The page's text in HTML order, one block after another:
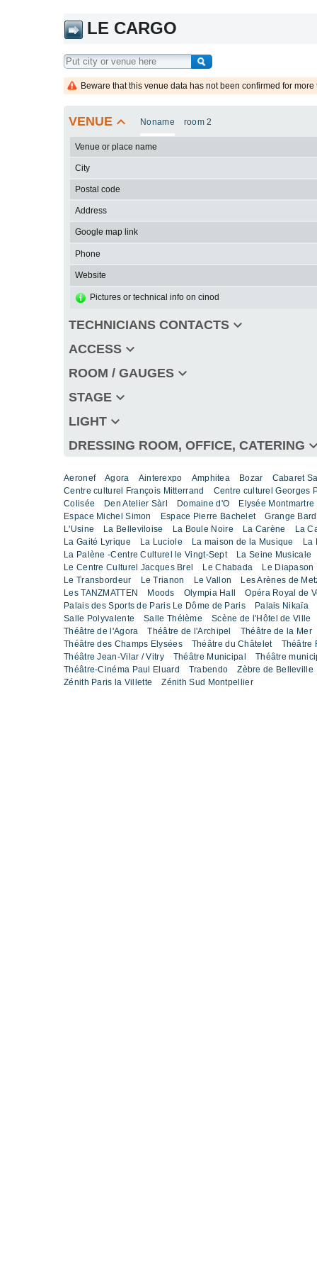
LE CARGO
Beware that this venue data has not been confirmed for more
VENUE keyboard_arrow_up Noname room 2
Venue or place name
City
Postal code
Address
Google map link
Phone
Website
Pictures or technical info on cinod
TECHNICIANS CONTACTS keyboard_arrow_down
ACCESS keyboard_arrow_down
ROOM / GAUGES keyboard_arrow_down
STAGE keyboard_arrow_down
LIGHT keyboard_arrow_down
DRESSING ROOM, OFFICE, CATERING
Aeronef Agora Ainterexpo Amphitea Bozar
Cabaret
Centre culturel François Mitterrand
Centre culturel Georges
Colisée
Den Atelier Sàrl Domaine d'O
Elysée Montmartre
Espace Michel Simon
Espace Pierre Bachelet
Grange
L'Usine
La Belleviloise La Boule Noire La Carène
La
La Gaité Lyrique
La Luciole La maison de la Musique
La
La Palène -Centre Culturel le Vingt-Sept
La Seine Musicale
Le Centre Culturel Jacques Brel
Le Chabada
Le Diapason
Le Transbordeur
Le Trianon Le Vallon
Les Arènes de
Les TANZMATTEN
Moods Olympia Hall
Opéra Royal de
Palais des Sports de Paris Le Dôme de Paris
Palais Nikaïa
Salle Polyvalente
Salle Thélème
Scène de l'Hôtel de Ville
Théâtre de l'Agora
Théâtre de l'Archipel
Théâtre de la Mer
Théâtre des Champs Elysées
Théâtre du Châtelet
Théâtre
Théâtre Jean-Vilar / Vitry
Théâtre Municipal
Théâtre
Théâtre-Cinéma Paul Eluard
Trabendo
Zèbre de Belleville
Zénith Paris la Villette
Zénith Sud Montpellier